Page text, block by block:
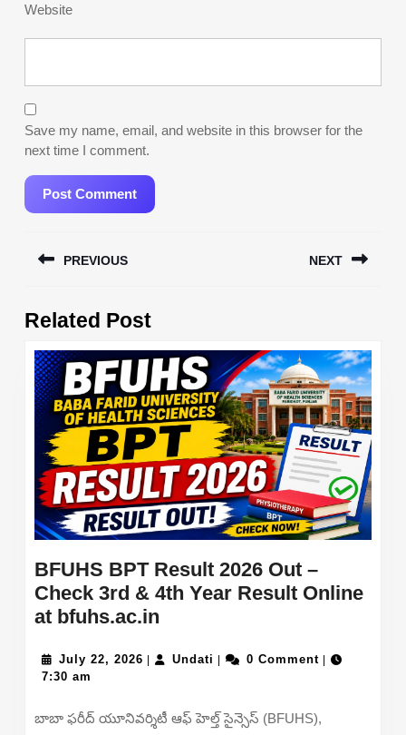
Website
Save my name, email, and website in this browser for the
next time I comment.
navigation
PREVIOUS
post:
NEXT
Related Post
BFUHS BPT Result 2026 Out –
Check 3rd & 4th Year Result Online
at bfuhs.ac.in
Result
Out
July 22, 2026 July
Undati Undati0 Comment
7:30 am
బాబా ఫరీద్ యూనివర్శిటీ ఆఫ్ హెల్త్ సైన్సెస్ (BFUHS),